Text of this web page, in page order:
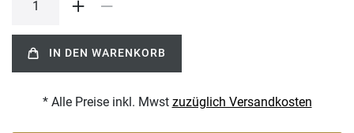
IN DEN WARENKORB
* Alle Preise inkl. Mwst zuzüglich Versandkosten